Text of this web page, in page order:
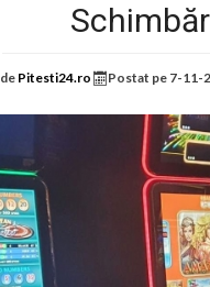
de Pitesti24.ro Postat pe 7-11-